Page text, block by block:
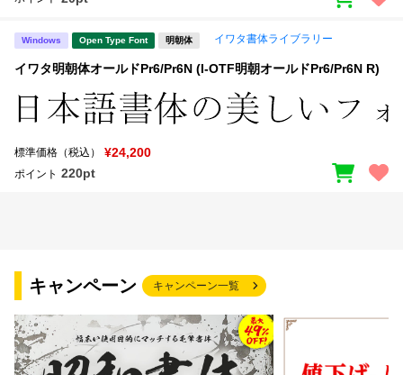
Windows Open Type Font 明朝体 イワタ書体ライブラリー
イワタ明朝体オールドPr6/Pr6N (I-OTF明朝オールドPr6/Pr6N R)
標準価格（税込） ¥24,200
ポイント 220pt
キャンペーン キャンペーン一覧